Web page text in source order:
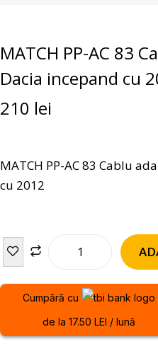
MATCH PP-AC 83
Dacia incepand cu
210 lei
MATCH PP-AC 83 Cablu
cu 2012
Cumpără cu
de la 17.50 LEI / lună